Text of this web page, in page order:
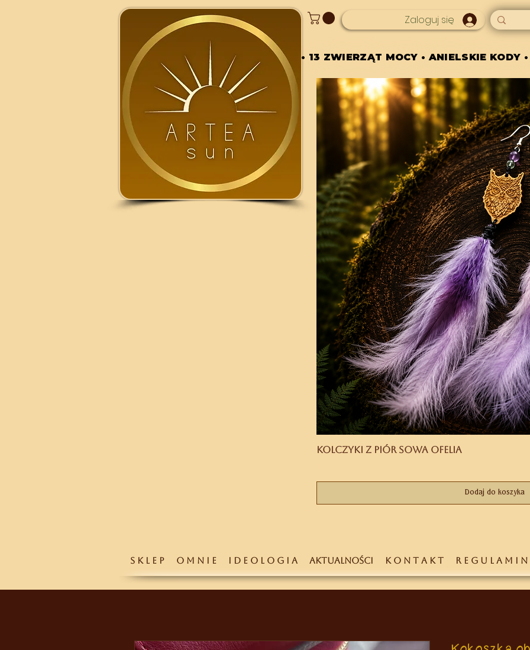
Zaloguj się
• 13 ZWIERZĄT MOCY • ANIELSKIE KODY
• 13 ZWIERZĄT MOCY • ANIELSKIE KODY
Kolczyki z piór Sowa Ofelia
Dodaj do koszyka
S K L E P O M N I E I D E O L O G I A AKTUALNOŚCI K O N T A K T R E G U L A M I N